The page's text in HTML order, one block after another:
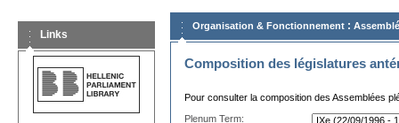
Links
Organisation & Fonctionnement :
Composition des législatures
Pour consulter la composition des Assemblées
Plenum Term: